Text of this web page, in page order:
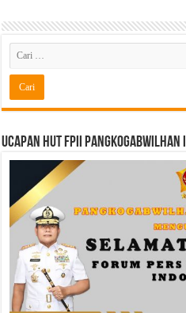
Ucapan HUT FPII PANGKOGABWILHAN I